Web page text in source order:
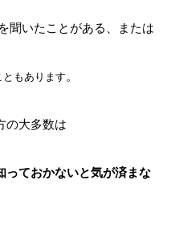
聞いたことがある、または
もあります。
の大多数は
っておかないと気が済まな